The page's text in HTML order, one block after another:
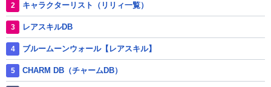
キャラクターリスト（リリィ一覧）
レアスキルDB
ブルームーンウォール【レアスキル】
CHARM DB（チャームDB）